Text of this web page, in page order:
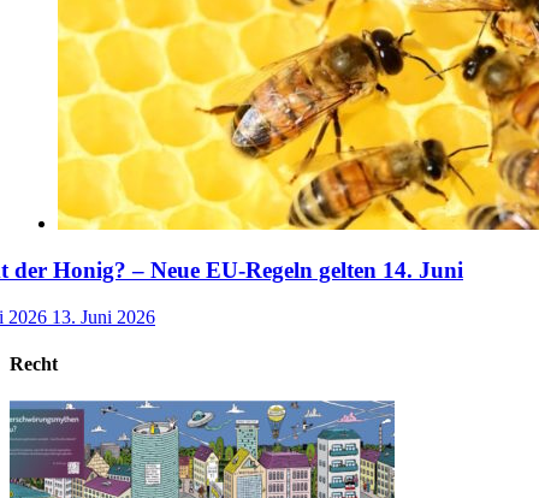
der Honig? – Neue EU-Regeln gelten 14. Juni
2026 13. Juni 2026
Recht